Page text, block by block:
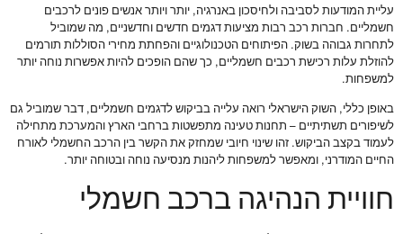
עליית המודעות לסביבה ולחיסכון באנרגיה, יותר ויותר אנשים פונים לרכבים
חשמליים. חברות רכב רבות מציעות דגמים חדשים וחדשניים, מה שמוביל
לתחרות גבוהה בשוק. הפיתוחים הטכנולוגיים והפחתת מחירי הסוללות תורמים
להוזלת עלות רכישת רכבים חשמליים, כך שהם הופכים להיות אפשרות נוחה יותר
למשפחות.
באופן כללי, השוק הישראלי רואה עלייה בביקוש לדגמים חשמליים, דבר שמוביל גם
לשיפורים תשתיתיים – תחנות טעינה מתפשטות ברחבי הארץ והמערכת מתחילה
לעמוד בקצב הביקוש. זהו שינוי חיובי שמחזק את הקשר בין הרכב החשמלי לאורח
החיים המודרני, ומאפשר למשפחות ליהנות מנסיעה נוחה ובטוחה יותר.
חוויית הנהיגה ברכב חשמלי